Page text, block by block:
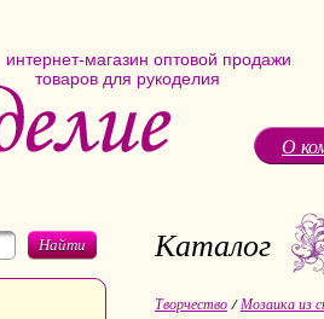
интернет-магазин оптовой продажи
товаров для рукоделия
О
Найти Каталог
Творчество /Мозаика из